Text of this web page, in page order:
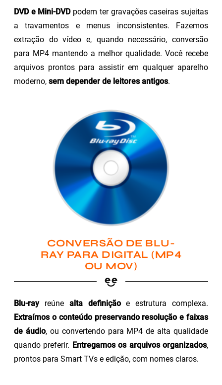
DVD e Mini-DVDpodem ter gravações caseiras sujeitas
a travamentos e menus inconsistentes. Fazemos
extração do vídeo e, quando necessário, conversão
para MP4 mantendo a melhor qualidade. Você recebe
arquivos prontos para assistir em qualquer aparelho
moderno, sem depender de leitores antigos.
CONVERSÃO DE BLU-
RAY PARA DIGITAL (MP4
OU MOV)
Blu-rayreúne alta definiçãoe estrutura complexa.
Extraímos o conteúdo preservando resolução e faixas
de áudio, ou convertendo para MP4 de alta qualidade
quando preferir. Entregamos os arquivos organizados,
prontos para Smart TVs e edição, com nomes claros.